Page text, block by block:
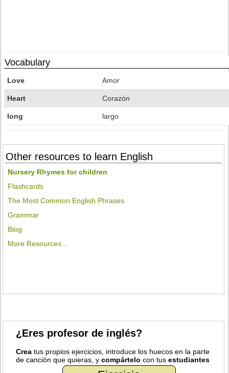
Vocabulary
Love Amor
Heart Corazón
long largo
Other resources to learn English
Nursery Rhymes for children
Flashcards
The Most Common English Phrases
Grammar
Blog
More Resources...
¿Eres profesor de inglés?
Crea tus propios ejercicios, introduce los huecos en la parte
de canción que quieras, ycompártelo con tusestudiantes